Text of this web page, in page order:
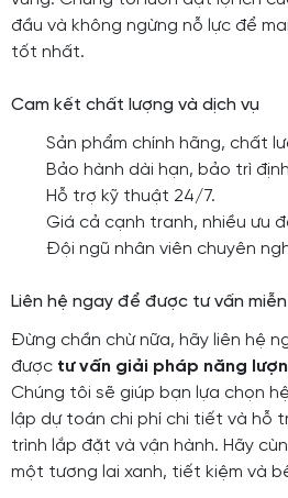
đầu và không ngừng nỗ lực để
tốt nhất.
Cam kết chất lượng và dịch vụ
Sản phẩm chính hãng, chất
Bảo hành dài hạn, bảo trì
Hỗ trợ kỹ thuật 24/7.
Giá cả cạnh tranh, nhiều ưu
Đội ngũ nhân viên chuyên
Liên hệ ngay để được tư vấn
Đừng chần chừ nữa, hãy liên hệ
được tư vấn giải pháp năng
Chúng tôi sẽ giúp bạn lựa chọn
lập dự toán chi phí chi tiết và hỗ
trình lắp đặt và vận hành. Hãy
một tương lai xanh, tiết kiệm và